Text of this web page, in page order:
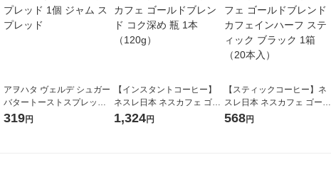
アヲハタ ヴェルデ シュガー
バタートーストスプレッド 1
個 ジャム スプレッド
319円
【インスタントコーヒー】
ネスレ日本 ネスカフェ ゴー
ルドブレンド コク深め 瓶 1
1,324円
【スティックコーヒー】ネ
スレ日本 ネスカフェ ゴール
ドブレンド カフェインハー
568円